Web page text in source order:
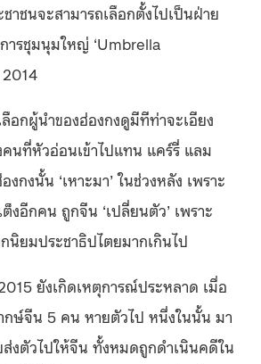
าชนจะสามารถเลือกตั้งไปเป็นฝ่าย
รชุมนุมใหญ่ ‘Umbrella
อกผู้นำของฮ่องกงดูมีทีท่าจะเอียง
นที่หัวอ่อนเข้าไปแทน แคร์รี่ แลม
กงนั้น ‘เหาะมา’ ในช่วงหลัง เพราะ
งอีกคน ถูกจีน ‘เปลี่ยนตัว’ เพราะ
นิยมประชาธิปไตยมากเกินไป
ยังเกิดเหตุการณ์ประหลาด เมื่อ
กษ์จีน 5 คน หายตัวไป หนึ่งในนั้น มา
งตัวไปให้จีน ทั้งหมดถูกดำเนินคดีใน